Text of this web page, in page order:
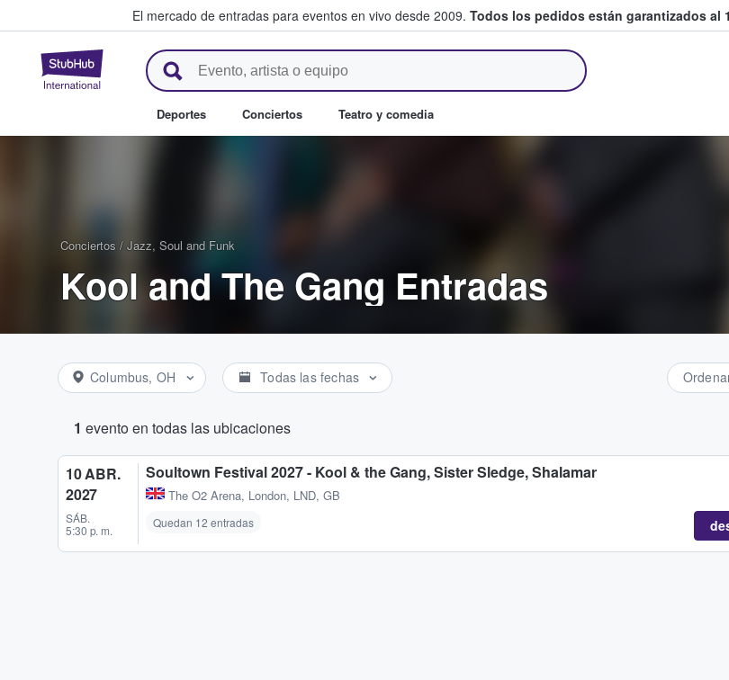
El mercado de entradas para eventos en vivo desde 2009. Todos los pedidos están garantizados al
StubHub: compra y venta de entradas entre fans
Deportes Conciertos Teatro y comedia
Conciertos / Jazz, Soul and Funk
Kool and The Gang Entradas
Columbus, OH Todas las fechas
1 evento en todas las ubicaciones
10 ABR.
2027
SÁB.
5:30 p. m.
Soultown Festival 2027 - Kool & the Gang, Sister Sledge, Shalamar
The O2 Arena, London, LND, GB
Quedan 12 entradas